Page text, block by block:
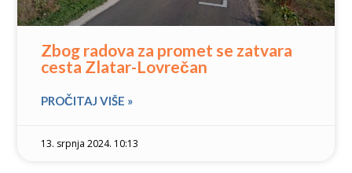
Zbog radova za promet se zatvara
cesta Zlatar-Lovrečan
PROČITAJ VIŠE »
13. srpnja 2024. 10:13